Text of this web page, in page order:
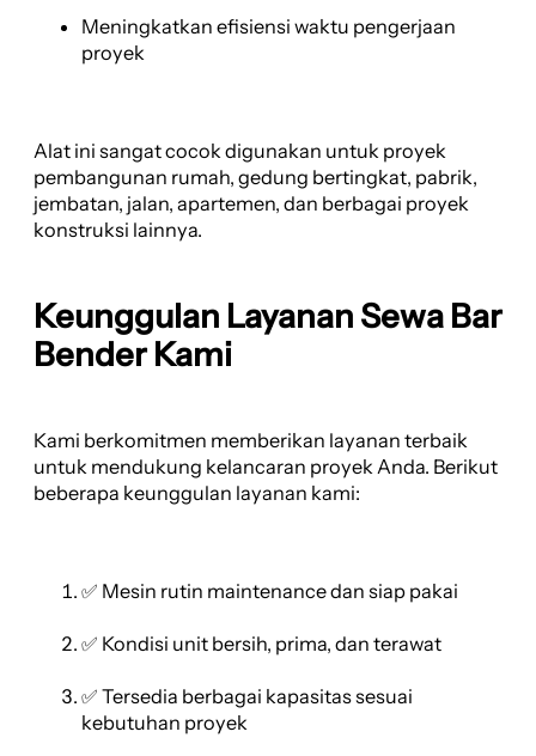
Meningkatkan efisiensi waktu pengerjaan
proyek
Alat ini sangat cocok digunakan untuk proyek
pembangunan rumah, gedung bertingkat, pabrik,
jembatan, jalan, apartemen, dan berbagai proyek
konstruksi lainnya.
Keunggulan Layanan Sewa Bar
Bender Kami
Kami berkomitmen memberikan layanan terbaik
untuk mendukung kelancaran proyek Anda. Berikut
beberapa keunggulan layanan kami:
✅ Mesin rutin maintenance dan siap pakai
✅ Kondisi unit bersih, prima, dan terawat
✅ Tersedia berbagai kapasitas sesuai
kebutuhan proyek